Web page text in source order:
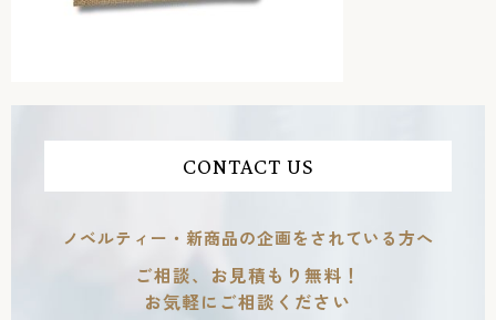
CONTACT US
ノベルティー・新商品の企画をされている方へ
ご相談、お見積もり無料！
お気軽にご相談ください